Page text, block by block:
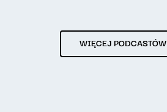
WIĘCEJ PODCASTÓW